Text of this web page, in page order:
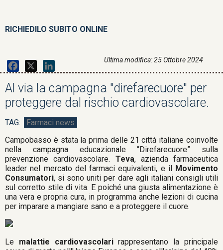
Ultima modifica: 25 Ottobre 2024
RICHIEDILO SUBITO ONLINE
Al via la campagna "direfarecuore" per
proteggere dal rischio cardiovascolare.
Farmaci news
Campobasso è stata la prima delle 21 città italiane coinvolte
nella campagna educazionale “Direfarecuore” sulla
prevenzione cardiovascolare. Teva, azienda farmaceutica
leader nel mercato del farmaci equivalenti, e il Movimento
Consumatori, si sono uniti per dare agli italiani consigli utili
sul corretto stile di vita. E poiché una giusta alimentazione è
una vera e propria cura, in programma anche lezioni di cucina
per imparare a mangiare sano e a proteggere il cuore.
Le malattie cardiovascolarirappresentano la principale